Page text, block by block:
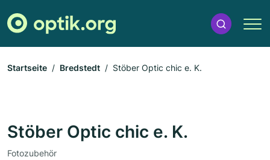
Startseite Bredstedt Stöber Optic chic e. K.
Stöber Optic chic e. K.
Fotozubehör